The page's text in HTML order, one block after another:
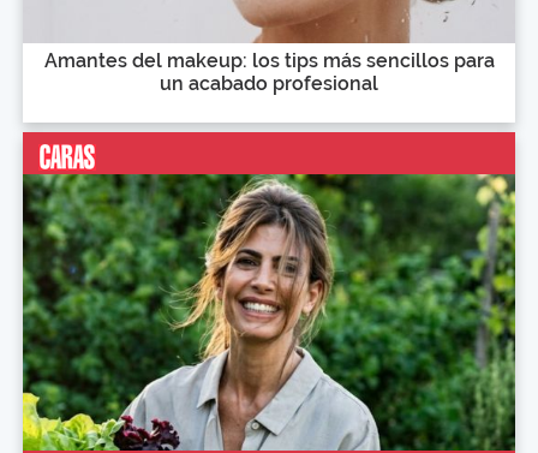
Amantes del makeup: los tips más sencillos para
un acabado profesional